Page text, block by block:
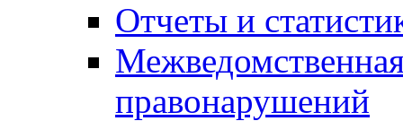
Отчеты и
правонарушений